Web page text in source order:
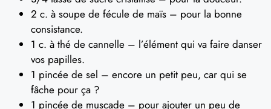
2 c. à soupe de fécule de maïs – pour la bonne
consistance.
1 c. à thé de cannelle – l’élément qui va faire danser
vos papilles.
1 pincée de sel – encore un petit peu, car qui se
fâche pour ça ?
1 pincée de muscade – pour ajouter un peu de